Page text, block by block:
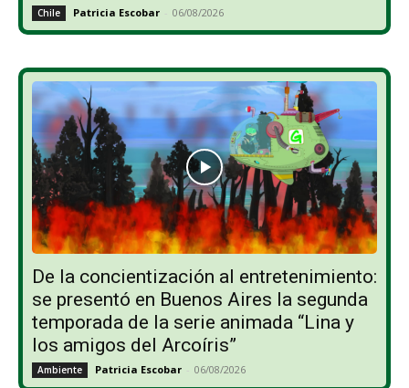
Chile Patricia Escobar - 06/08/2026
De la concientización al entretenimiento:
se presentó en Buenos Aires la segunda
temporada de la serie animada “Lina y
los amigos del Arcoíris”
Ambiente Patricia Escobar - 06/08/2026